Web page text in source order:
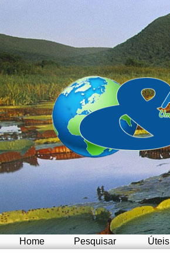
Home Pesquisar Úteis